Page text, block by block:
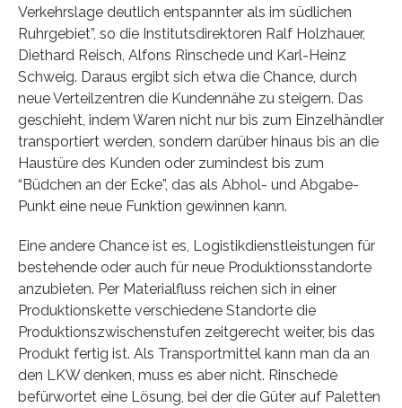
Verkehrslage deutlich entspannter als im südlichen
Ruhrgebiet”, so die Institutsdirektoren Ralf Holzhauer,
Diethard Reisch, Alfons Rinschede und Karl-Heinz
Schweig. Daraus ergibt sich etwa die Chance, durch
neue Verteilzentren die Kundennähe zu steigern. Das
geschieht, indem Waren nicht nur bis zum Einzelhändler
transportiert werden, sondern darüber hinaus bis an die
Haustüre des Kunden oder zumindest bis zum
“Büdchen an der Ecke”, das als Abhol- und Abgabe-
Punkt eine neue Funktion gewinnen kann.
Eine andere Chance ist es, Logistikdienstleistungen für
bestehende oder auch für neue Produktionsstandorte
anzubieten. Per Materialfluss reichen sich in einer
Produktionskette verschiedene Standorte die
Produktionszwischenstufen zeitgerecht weiter, bis das
Produkt fertig ist. Als Transportmittel kann man da an
den LKW denken, muss es aber nicht. Rinschede
befürwortet eine Lösung, bei der die Güter auf Paletten